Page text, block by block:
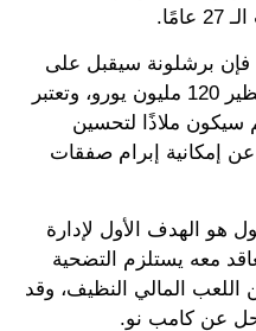
فإن برشلونة سيقبل على
الفور بأي عرض يُقدم لرافينيا نظير 120 مليون يورو، وتعتبر
سيكون ملاذًا لتحسين
عن إمكانية إبرام صفقات
هو الهدف الأول لإدارة
معه يستلزم التضحية
اللعب المالي النظيف، وقد
عن كامب نو.